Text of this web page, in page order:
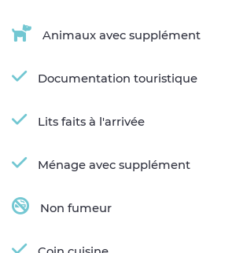
Animaux avec supplément
Documentation touristique
Lits faits à l'arrivée
Ménage avec supplément
Non fumeur